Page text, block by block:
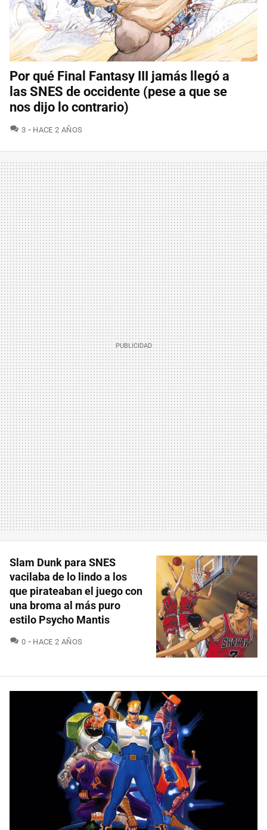
Por qué Final Fantasy III jamás llegó a
las SNES de occidente (pese a que se
nos dijo lo contrario)
3 COMENTARIOS
HACE 2 AÑOS
Slam Dunk para SNES
vacilaba de lo lindo a los
que pirateaban el juego con
una broma al más puro
estilo Psycho Mantis
0 COMENTARIOS
HACE 2 AÑOS